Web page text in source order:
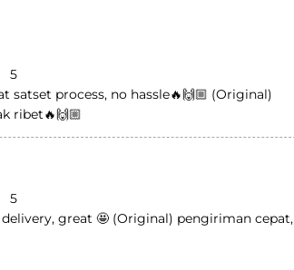
5
satset process, no hassle🔥🙌🏼 (Original)
ribet🔥🙌🏼
5
great 🤩 (Original) pengiriman cepat,